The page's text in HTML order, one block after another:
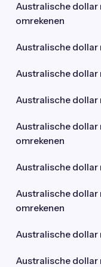
Australische dollar
omrekenen
Australische dollar
Australische dollar
Australische dollar
Australische dollar
omrekenen
Australische dollar
Australische dollar
omrekenen
Australische dollar
Australische dollar